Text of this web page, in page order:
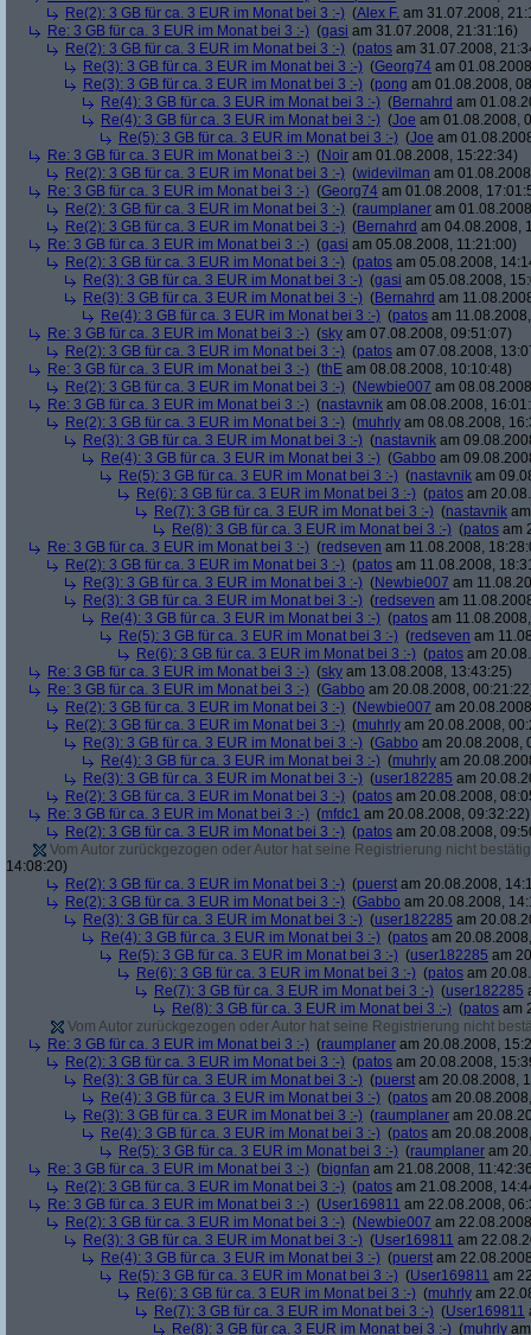
Re(2): 3 GB für ca. 3 EUR im Monat bei 3 :-) (Alex F. am 31.07.2008,
Re: 3 GB für ca. 3 EUR im Monat bei 3 :-) (gasi am 31.07.2008, 21:31:16)
Re(2): 3 GB für ca. 3 EUR im Monat bei 3 :-) (patos am 31.07.2008,
Re(3): 3 GB für ca. 3 EUR im Monat bei 3 :-) (Georg74 am
Re(3): 3 GB für ca. 3 EUR im Monat bei 3 :-) (pong am 01.08.2008,
Re(4): 3 GB für ca. 3 EUR im Monat bei 3 :-) (Bernahrd am
Re(4): 3 GB für ca. 3 EUR im Monat bei 3 :-) (Joe am 01.08.2008,
Re(5): 3 GB für ca. 3 EUR im Monat bei 3 :-) (Joe am
Re: 3 GB für ca. 3 EUR im Monat bei 3 :-) (Noir am 01.08.2008, 15:22:34)
Re(2): 3 GB für ca. 3 EUR im Monat bei 3 :-) (widevilman am
Re: 3 GB für ca. 3 EUR im Monat bei 3 :-) (Georg74 am 01.08.2008,
Re(2): 3 GB für ca. 3 EUR im Monat bei 3 :-) (raumplaner am
Re(2): 3 GB für ca. 3 EUR im Monat bei 3 :-) (Bernahrd am 04.08.2008,
Re: 3 GB für ca. 3 EUR im Monat bei 3 :-) (gasi am 05.08.2008, 11:21:00)
Re(2): 3 GB für ca. 3 EUR im Monat bei 3 :-) (patos am 05.08.2008,
Re(3): 3 GB für ca. 3 EUR im Monat bei 3 :-) (gasi am 05.08.2008,
Re(3): 3 GB für ca. 3 EUR im Monat bei 3 :-) (Bernahrd am
Re(4): 3 GB für ca. 3 EUR im Monat bei 3 :-) (patos am
Re: 3 GB für ca. 3 EUR im Monat bei 3 :-) (sky am 07.08.2008, 09:51:07)
Re(2): 3 GB für ca. 3 EUR im Monat bei 3 :-) (patos am 07.08.2008,
Re: 3 GB für ca. 3 EUR im Monat bei 3 :-) (thE am 08.08.2008, 10:10:48)
Re(2): 3 GB für ca. 3 EUR im Monat bei 3 :-) (Newbie007 am
Re: 3 GB für ca. 3 EUR im Monat bei 3 :-) (nastavnik am 08.08.2008,
Re(2): 3 GB für ca. 3 EUR im Monat bei 3 :-) (muhrly am 08.08.2008,
Re(3): 3 GB für ca. 3 EUR im Monat bei 3 :-) (nastavnik am
Re(4): 3 GB für ca. 3 EUR im Monat bei 3 :-) (Gabbo am
Re(5): 3 GB für ca. 3 EUR im Monat bei 3 :-) (nastavnik am
Re(6): 3 GB für ca. 3 EUR im Monat bei 3 :-) (patos am
Re(7): 3 GB für ca. 3 EUR im Monat bei 3 :-) (nastavnik
Re(8): 3 GB für ca. 3 EUR im Monat bei 3 :-) (patos am
Re: 3 GB für ca. 3 EUR im Monat bei 3 :-) (redseven am 11.08.2008,
Re(2): 3 GB für ca. 3 EUR im Monat bei 3 :-) (patos am 11.08.2008,
Re(3): 3 GB für ca. 3 EUR im Monat bei 3 :-) (Newbie007 am
Re(3): 3 GB für ca. 3 EUR im Monat bei 3 :-) (redseven am
Re(4): 3 GB für ca. 3 EUR im Monat bei 3 :-) (patos am
Re(5): 3 GB für ca. 3 EUR im Monat bei 3 :-) (redseven am
Re(6): 3 GB für ca. 3 EUR im Monat bei 3 :-) (patos am
Re: 3 GB für ca. 3 EUR im Monat bei 3 :-) (sky am 13.08.2008, 13:43:25)
Re: 3 GB für ca. 3 EUR im Monat bei 3 :-) (Gabbo am 20.08.2008,
Re(2): 3 GB für ca. 3 EUR im Monat bei 3 :-) (Newbie007 am
Re(2): 3 GB für ca. 3 EUR im Monat bei 3 :-) (muhrly am 20.08.2008,
Re(3): 3 GB für ca. 3 EUR im Monat bei 3 :-) (Gabbo am 20.08.2008,
Re(4): 3 GB für ca. 3 EUR im Monat bei 3 :-) (muhrly am
Re(3): 3 GB für ca. 3 EUR im Monat bei 3 :-) (user182285 am
Re(2): 3 GB für ca. 3 EUR im Monat bei 3 :-) (patos am 20.08.2008,
Re: 3 GB für ca. 3 EUR im Monat bei 3 :-) (mfdc1 am 20.08.2008, 09:32:22)
Re(2): 3 GB für ca. 3 EUR im Monat bei 3 :-) (patos am 20.08.2008,
Vom Autor zurückgezogen oder Autor hat seine Registrierung nicht
14:08:20)
Re(2): 3 GB für ca. 3 EUR im Monat bei 3 :-) (puerst am 20.08.2008,
Re(2): 3 GB für ca. 3 EUR im Monat bei 3 :-) (Gabbo am 20.08.2008,
Re(3): 3 GB für ca. 3 EUR im Monat bei 3 :-) (user182285 am
Re(4): 3 GB für ca. 3 EUR im Monat bei 3 :-) (patos am
Re(5): 3 GB für ca. 3 EUR im Monat bei 3 :-) (user182285 am
Re(6): 3 GB für ca. 3 EUR im Monat bei 3 :-) (patos am
Re(7): 3 GB für ca. 3 EUR im Monat bei 3 :-) (user182285
Re(8): 3 GB für ca. 3 EUR im Monat bei 3 :-) (patos am
Vom Autor zurückgezogen oder Autor hat seine Registrierung nicht
Re: 3 GB für ca. 3 EUR im Monat bei 3 :-) (raumplaner am 20.08.2008,
Re(2): 3 GB für ca. 3 EUR im Monat bei 3 :-) (patos am 20.08.2008,
Re(3): 3 GB für ca. 3 EUR im Monat bei 3 :-) (puerst am 20.08.2008,
Re(4): 3 GB für ca. 3 EUR im Monat bei 3 :-) (patos am
Re(3): 3 GB für ca. 3 EUR im Monat bei 3 :-) (raumplaner am
Re(4): 3 GB für ca. 3 EUR im Monat bei 3 :-) (patos am
Re(5): 3 GB für ca. 3 EUR im Monat bei 3 :-) (raumplaner am
Re: 3 GB für ca. 3 EUR im Monat bei 3 :-) (bignfan am 21.08.2008,
Re(2): 3 GB für ca. 3 EUR im Monat bei 3 :-) (patos am 21.08.2008,
Re: 3 GB für ca. 3 EUR im Monat bei 3 :-) (User169811 am 22.08.2008,
Re(2): 3 GB für ca. 3 EUR im Monat bei 3 :-) (Newbie007 am
Re(3): 3 GB für ca. 3 EUR im Monat bei 3 :-) (User169811 am
Re(4): 3 GB für ca. 3 EUR im Monat bei 3 :-) (puerst am
Re(5): 3 GB für ca. 3 EUR im Monat bei 3 :-) (User169811 am
Re(6): 3 GB für ca. 3 EUR im Monat bei 3 :-) (muhrly am
Re(7): 3 GB für ca. 3 EUR im Monat bei 3 :-) (User169811
Re(8): 3 GB für ca. 3 EUR im Monat bei 3 :-) (muhrly